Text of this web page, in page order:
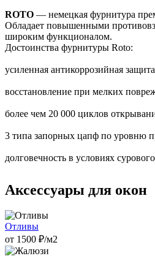
ROTO — немецкая фурнитура
Обладает повышенными
широким функционалом.
Достоинства фурнитуры Roto:
усиленная антикоррозийная
восстановление при мелких
более чем 20 000 циклов
3 типа запорных цапф по уровню
долговечность в условиях
Аксессуары для окон
Отливы
от 1500 ₽/м2